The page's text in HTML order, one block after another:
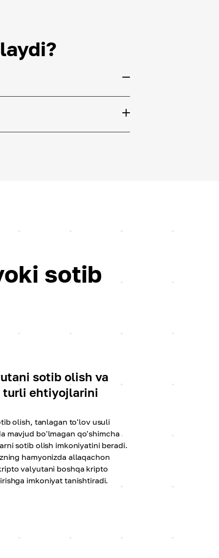
sotib
sotib olish va
ehtiyojlarini
olish, tanlagan to'lov usuli
mavjud bo'lmagan qo'shimcha
sotib olish imkoniyatini beradi.
hamyonizda allaqachon
valyutani boshqa kripto
imkoniyat tanishtiradi.